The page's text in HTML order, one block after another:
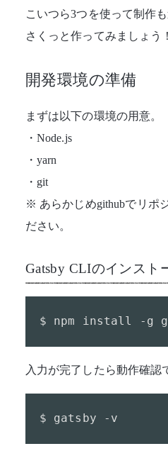
こいつら3つを使って制作
さくっと作ってみましょう！
開発環境の準備
まずは以下の環境の用意。
・Node.js
・yarn
・git
※ あらかじめgithubでリポ
ださい。
Gatsby CLIのインスト
$ npm install -g
入力が完了したら動作確認
$ gatsby -v